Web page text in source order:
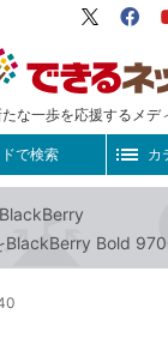
な一歩を応援するメデ
X（旧
で検索 カ
BlackBerry
BlackBerry Bold